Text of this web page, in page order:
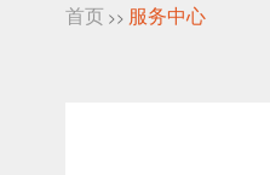
首页 >> 服务中心